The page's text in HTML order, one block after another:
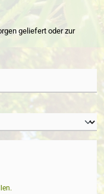
geliefert oder zur